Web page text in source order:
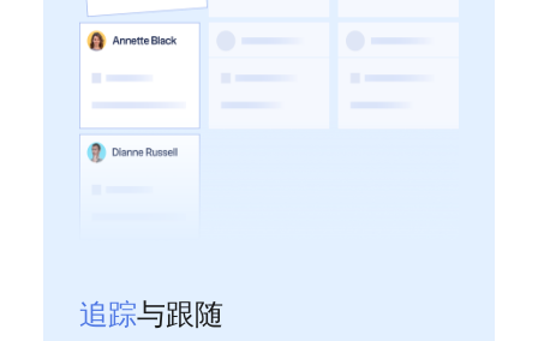
追踪与跟随